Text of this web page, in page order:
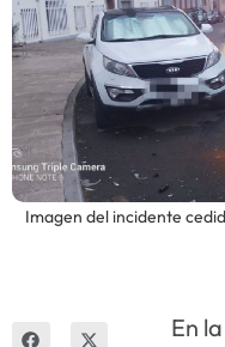
Imagen del incidente
En